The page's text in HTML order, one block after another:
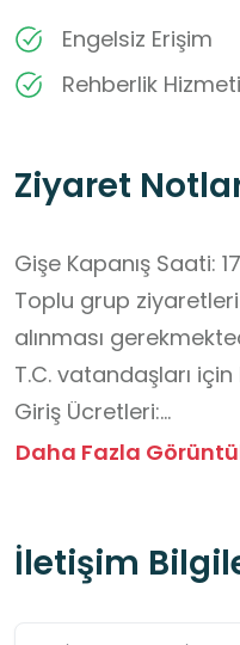
Engelsiz Erişim
Rehberlik Hizmeti
Ziyaret
Gişe Kapanış Saati:
Toplu grup
alınması
T.C. vatandaşları
Giriş Ücretleri:
0–18 yaş arası
ücretsizdir.
Daha Fazla
İletişim